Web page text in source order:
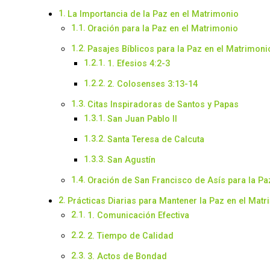
La Importancia de la Paz en el Matrimonio
Oración para la Paz en el Matrimonio
Pasajes Bíblicos para la Paz en el
1. Efesios 4:2-3
2. Colosenses 3:13-14
Citas Inspiradoras de Santos y Papas
San Juan Pablo II
Santa Teresa de Calcuta
San Agustín
Oración de San Francisco de Asís para la
Prácticas Diarias para Mantener la Paz en el
1. Comunicación Efectiva
2. Tiempo de Calidad
3. Actos de Bondad